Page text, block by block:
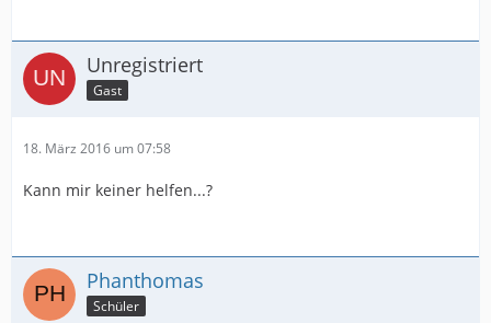
Unregistriert
Gast
18. März 2016 um 07:58
Kann mir keiner helfen...?
Phanthomas
Schüler